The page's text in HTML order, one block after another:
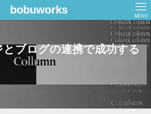
bobuworks MENU
ブログの連携で成功する